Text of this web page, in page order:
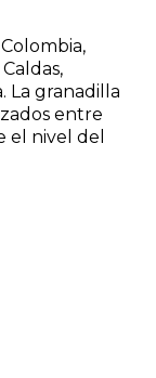
La granadilla
entre
el nivel del